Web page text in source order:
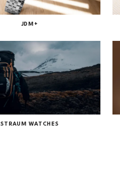
JDM+
STRAUM WATCHES